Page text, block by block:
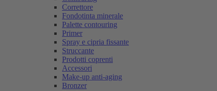
Correttore
Fondotinta minerale
Palette contouring
Primer
Spray e cipria fissante
Struccante
Prodotti coprenti
Accessori
Make-up anti-aging
Bronzer